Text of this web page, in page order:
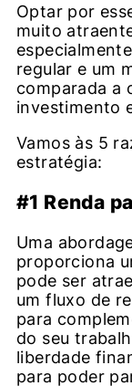
Optar por
muito
regular e um
comparada a
investimento
Vamos às 5
estratégia:
#1 Renda
Uma
proporciona
pode ser
um fluxo de
para
do seu
liberdade
para poder